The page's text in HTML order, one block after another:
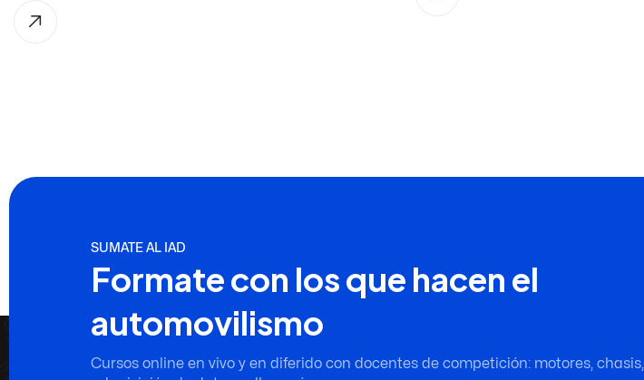
SUMATE AL IAD
Formate con los que hacen el
automovilismo
Cursos online en vivo y en diferido con docentes de competición: motores, chasis,